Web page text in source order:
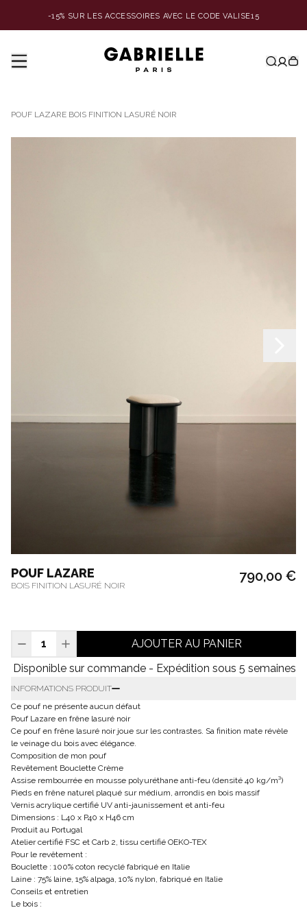
-15% SUR LES ACCESSOIRES AVEC LE CODE VALISE15
POUF LAZARE BOIS FINITION LASURÉ NOIR
POUF LAZARE
BOIS FINITION LASURÉ NOIR
790,00 €
AJOUTER AU PANIER
Disponible sur commande - Expédition sous 5 semaines
INFORMATIONS PRODUIT
Ce pouf ne présente aucun défaut
Pouf Lazare en frêne lasuré noir
Ce pouf en frêne lasuré noir joue sur les contrastes. Sa finition mate révèle
le veinage du bois avec élégance.
Composition de mon pouf
Revêtement Bouclette Crème
Assise rembourrée en mousse polyuréthane anti-feu (densité 40 kg/m³)
Pieds en frêne naturel plaqué sur médium, arrondis en bois massif
Vernis acrylique certifié UV anti-jaunissement et anti-feu
Dimensions : L40 x P40 x H46 cm
Produit au Portugal
Atelier certifié FSC et Carb 2, tissu certifié OEKO-TEX
Pour le revêtement :
Bouclette : 100% coton recyclé fabriqué en Italie
Laine : 75% laine, 15% alpaga, 10% nylon, fabriqué en Italie
Conseils et entretien
Le bois :